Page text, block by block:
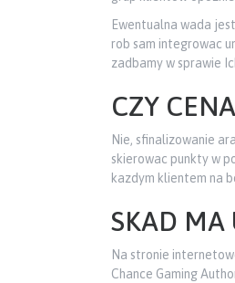
Ewentualna wada
rob sam integrowac
zadbamy w sprawie
CZY
Nie, sfinalizowanie
skierowac punkty w
kazdym klientem na
SKAD MA
Na stronie
Chance Gaming